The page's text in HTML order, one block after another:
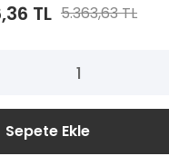
TL 5.363,63 TL
Sepete Ekle